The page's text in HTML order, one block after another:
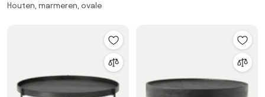
marmerlook
Houten, marmeren, ovale